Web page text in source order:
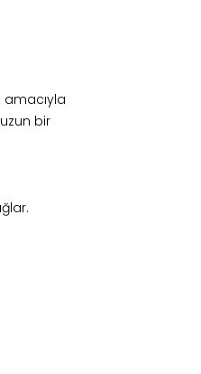
amacıyla
bir